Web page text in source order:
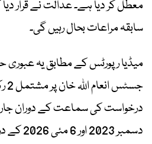
معطل کر دیا ہے۔ عدالت نے قرار
سابقہ مراعات بحال رہیں گی۔
میڈیا رپورٹس کے مطابق یہ عبوری
دسمبر